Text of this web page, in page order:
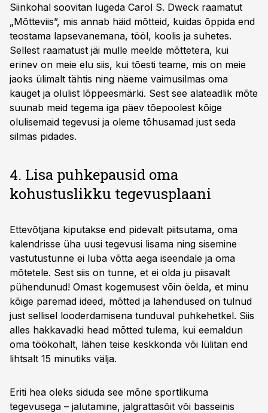
Siinkohal soovitan lugeda Carol S. Dweck raamatut
„Mõtteviis”, mis annab häid mõtteid, kuidas õppida end
teostama lapsevanemana, tööl, koolis ja suhetes.
Sellest raamatust jäi mulle meelde mõttetera, kui
erinev on meie elu siis, kui tõesti teame, mis on meie
jaoks ülimalt tähtis ning näeme vaimusilmas oma
kauget ja olulist lõppeesmärki. Sest see alateadlik mõte
suunab meid tegema iga päev tõepoolest kõige
olulisemaid tegevusi ja oleme tõhusamad just seda
silmas pidades.
4. Lisa puhkepausid oma
kohustuslikku tegevusplaani
Ettevõtjana kiputakse end pidevalt piitsutama, oma
kalendrisse üha uusi tegevusi lisama ning sisemine
vastutustunne ei luba võtta aega iseendale ja oma
mõtetele. Sest siis on tunne, et ei olda ju piisavalt
pühendunud! Omast kogemusest võin öelda, et minu
kõige paremad ideed, mõtted ja lahendused on tulnud
just sellisel looderdamisena tunduval puhkehetkel. Siis
alles hakkavadki head mõtted tulema, kui eemaldun
oma töökohalt, lähen teise keskkonda või lülitan end
lihtsalt 15 minutiks välja.
Eriti hea oleks siduda see mõne sportlikuma
tegevusega – jalutamine, jalgrattasõit või basseinis